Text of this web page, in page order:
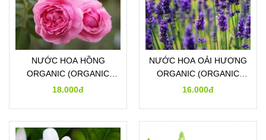
NƯỚC HOA HỒNG
ORGANIC (ORGANIC
ROSE HYDROSOL)
18.000đ
NƯỚC HOA OẢI HƯƠNG
ORGANIC (ORGANIC
LAVENDER HYDROSOL)
16.000đ